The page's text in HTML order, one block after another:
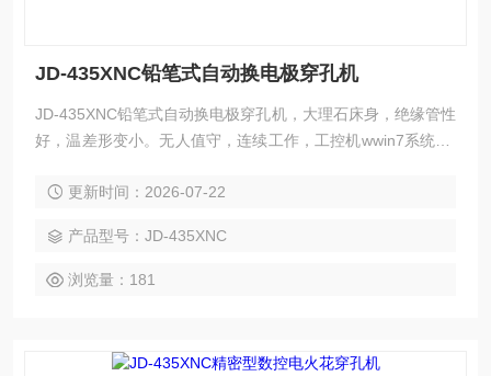
JD-435XNC铅笔式自动换电极穿孔机
JD-435XNC铅笔式自动换电极穿孔机，大理石床身，绝缘管性
好，温差形变小。无人值守，连续工作，工控机wwin7系统PC
库。 更新时间：2026-07-22
产品型号：JD-435XNC
浏览量：181